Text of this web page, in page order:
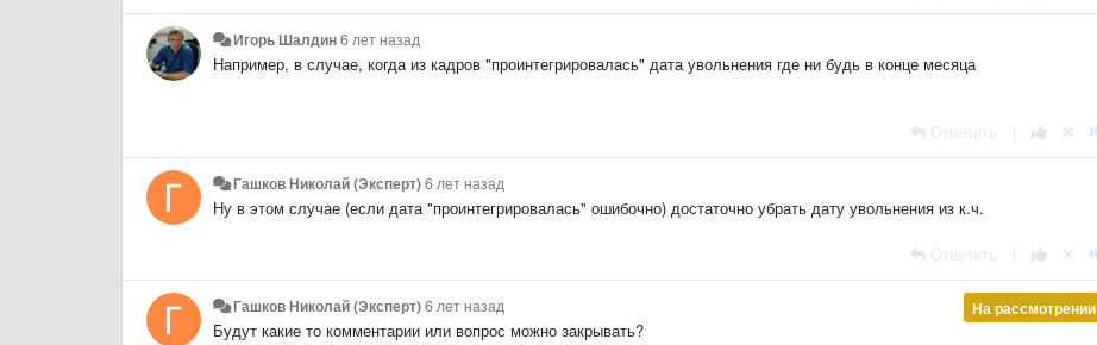
Игорь Шалдин6 лет назад
Например, в случае, когда из кадров "проинтегрировалась" дата увольнения где ни будь в конце месяца
Ответить
Гашков Николай (Эксперт)6 лет назад
Ну в этом случае (если дата "проинтегрировалась" ошибочно) достаточно убрать дату увольнения из к.ч.
Ответить
На рассмотрении
Гашков Николай (Эксперт)6 лет назад
Будут какие то комментарии или вопрос можно закрывать?